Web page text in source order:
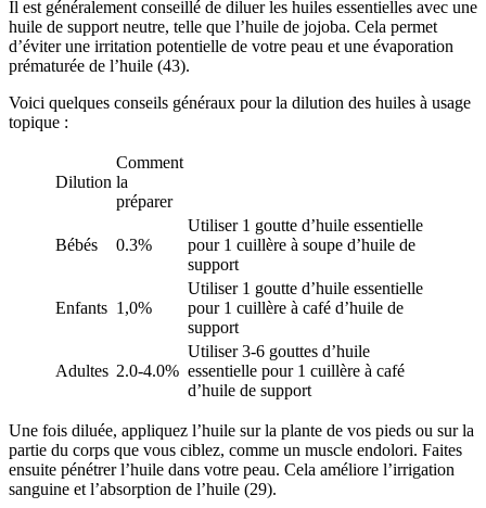
Il est généralement conseillé de diluer les huiles essentielles avec une
huile de support neutre, telle que l’huile de jojoba. Cela permet
d’éviter une irritation potentielle de votre peau et une évaporation
prématurée de l’huile (43).
Voici quelques conseils généraux pour la dilution des huiles à usage
topique :
Dilution
Comment
la
préparer
Bébés 0.3%
Utiliser 1 goutte d’huile essentielle
pour 1 cuillère à soupe d’huile de
support
Enfants 1,0%
Utiliser 1 goutte d’huile essentielle
pour 1 cuillère à café d’huile de
support
Adultes 2.0-4.0%
Utiliser 3-6 gouttes d’huile
essentielle pour 1 cuillère à café
d’huile de support
Une fois diluée, appliquez l’huile sur la plante de vos pieds ou sur la
partie du corps que vous ciblez, comme un muscle endolori. Faites
ensuite pénétrer l’huile dans votre peau. Cela améliore l’irrigation
sanguine et l’absorption de l’huile (29).